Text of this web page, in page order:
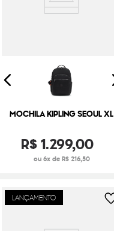
MOCHILA KIPLING SEOUL XL
R$1.299,00
ou 6x de R$ 216,50
LANÇAMENTO